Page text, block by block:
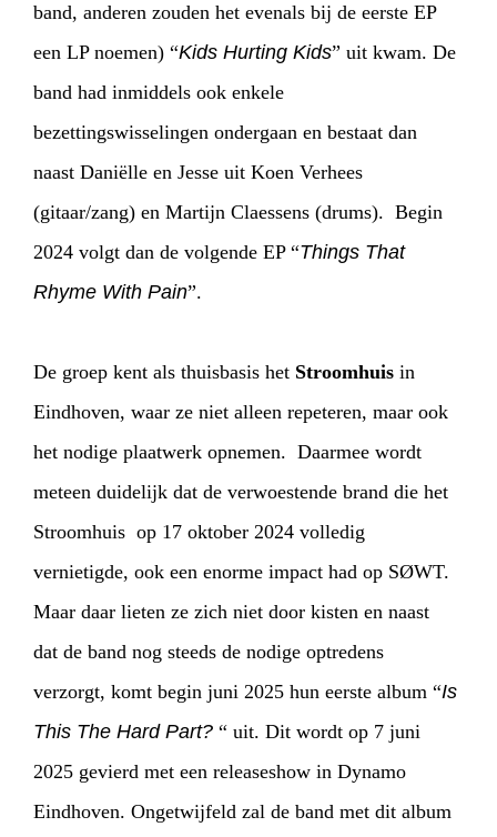
HOME PROGRAMMA
ARTDIVISIONFOTO’SNIEUWS
INFO WEBSHOP MIJN TICKETS
band, anderen zouden het evenals bij de eerste EP
een LP noemen) “Kids Hurting Kids” uit kwam. De
band had inmiddels ook enkele
bezettingswisselingen ondergaan en bestaat dan
naast Daniëlle en Jesse uit Koen Verhees
(gitaar/zang) en Martijn Claessens (drums). Begin
2024 volgt dan de volgende EP “Things That
Rhyme With Pain”.
De groep kent als thuisbasis het Stroomhuis in
Eindhoven, waar ze niet alleen repeteren, maar ook
het nodige plaatwerk opnemen. Daarmee wordt
meteen duidelijk dat de verwoestende brand die het
Stroomhuis op 17 oktober 2024 volledig
vernietigde, ook een enorme impact had op SØWT.
Maar daar lieten ze zich niet door kisten en naast
dat de band nog steeds de nodige optredens
verzorgt, komt begin juni 2025 hun eerste album “Is
This The Hard Part? “ uit. Dit wordt op 7 juni
2025 gevierd met een releaseshow in Dynamo
Eindhoven. Ongetwijfeld zal de band met dit album